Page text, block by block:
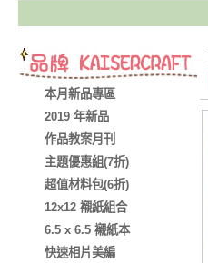
本月新品專區
2019 年新品
作品教案月刊
主題優惠組(7折)
超值材料包(6折)
12x12 襯紙組合
6.5 x 6.5 襯紙本
快速相片美編